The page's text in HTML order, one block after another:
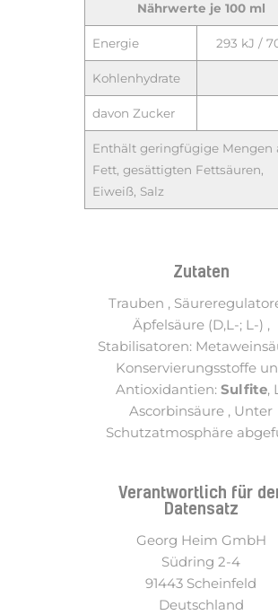
Nährwerte je 100 ml
Energie 293 kJ /
Kohlenhydrate
davon Zucker
Enthält geringfügige Mengen
Fett, gesättigten Fettsäuren,
Eiweiß, Salz
Zutaten
Trauben ,
Äpfelsäure (D,L-; L-) ,
Stabilisatoren:
Konservierungsstoffe
Antioxidantien: Sulfite,
Ascorbinsäure , Unter
Schutzatmosphäre
Verantwortlich für
Datensatz
Georg Heim GmbH
Südring 2-4
91443 Scheinfeld
Deutschland